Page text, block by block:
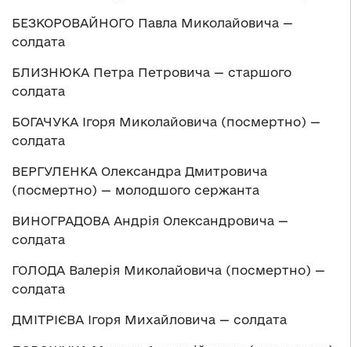
БЕЗКОРОВАЙНОГО Павла Миколайовича —
солдата
БЛИЗНЮКА Петра Петровича — старшого
солдата
БОГАЧУКА Ігоря Миколайовича (посмертно) —
солдата
ВЕРГУЛЕНКА Олександра Дмитровича
(посмертно) — молодшого сержанта
ВИНОГРАДОВА Андрія Олександровича —
солдата
ГОЛОДА Валерія Миколайовича (посмертно) —
солдата
ДМІТРІЄВА Ігоря Михайловича — солдата